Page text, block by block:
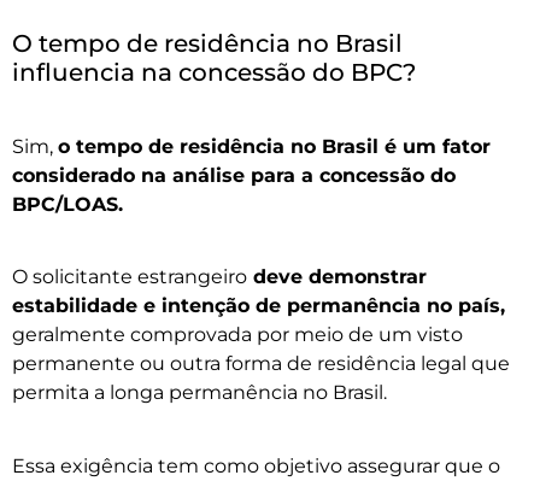
O tempo de residência no Brasil
influencia na concessão do BPC?
Sim, o tempo de residência no Brasil é um fator
considerado na análise para a concessão do
BPC/LOAS.
O solicitante estrangeiro deve demonstrar
estabilidade e intenção de permanência no país,
geralmente comprovada por meio de um visto
permanente ou outra forma de residência legal que
permita a longa permanência no Brasil.
Essa exigência tem como objetivo assegurar que o